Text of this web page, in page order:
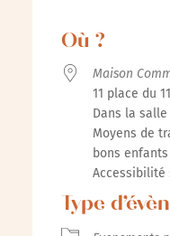
Où ?
Maison
11 place du
Dans la salle
Moyens de
bons enfants
Accessibilité
Type